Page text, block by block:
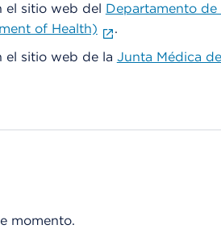
el sitio web del Departamento
of Health)
.
el sitio web de la Junta Médica
momento.